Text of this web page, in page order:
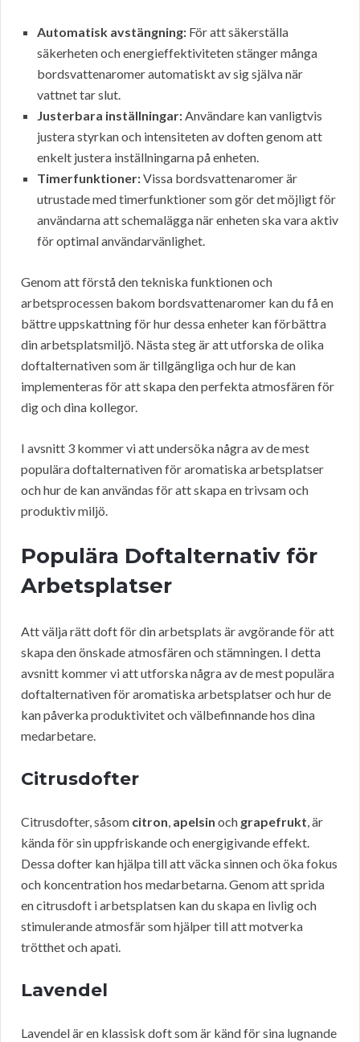
Automatisk avstängning: För att säkerställa
säkerheten och energieffektiviteten stänger många
bordsvattenaromer automatiskt av sig själva när
vattnet tar slut.
Justerbara inställningar:Användare kan vanligtvis
justera styrkan och intensiteten av doften genom att
enkelt justera inställningarna på enheten.
Timerfunktioner:Vissa bordsvattenaromer är
utrustade med timerfunktioner som gör det möjligt för
användarna att schemalägga när enheten ska vara aktiv
för optimal användarvänlighet.
Genom att förstå den tekniska funktionen och
arbetsprocessen bakom bordsvattenaromer kan du få en
bättre uppskattning för hur dessa enheter kan förbättra
din arbetsplatsmiljö. Nästa steg är att utforska de olika
doftalternativen som är tillgängliga och hur de kan
implementeras för att skapa den perfekta atmosfären för
dig och dina kollegor.
I avsnitt 3 kommer vi att undersöka några av de mest
populära doftalternativen för aromatiska arbetsplatser
och hur de kan användas för att skapa en trivsam och
produktiv miljö.
Populära Doftalternativ för
Arbetsplatser
Att välja rätt doft för din arbetsplats är avgörande för att
skapa den önskade atmosfären och stämningen. I detta
avsnitt kommer vi att utforska några av de mest populära
doftalternativen för aromatiska arbetsplatser och hur de
kan påverka produktivitet och välbefinnande hos dina
medarbetare.
Citrusdofter
Citrusdofter, såsom citron, apelsin och grapefrukt, är
kända för sin uppfriskande och energigivande effekt.
Dessa dofter kan hjälpa till att väcka sinnen och öka fokus
och koncentration hos medarbetarna. Genom att sprida
en citrusdoft i arbetsplatsen kan du skapa en livlig och
stimulerande atmosfär som hjälper till att motverka
trötthet och apati.
Lavendel
Lavendel är en klassisk doft som är känd för sina lugnande